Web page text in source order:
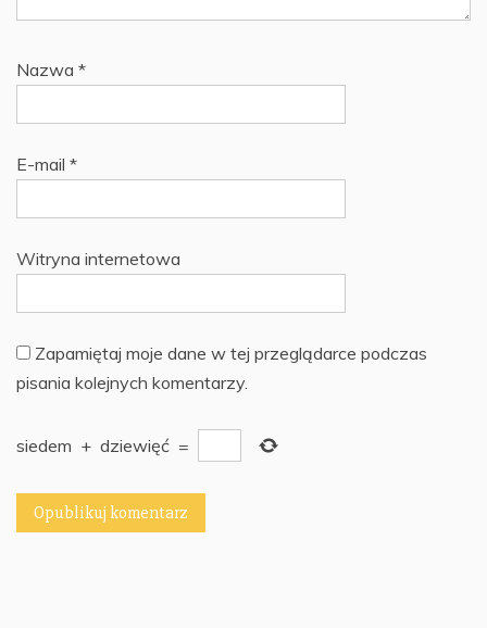
Nazwa *
E-mail *
Witryna internetowa
Zapamiętaj moje dane w tej przeglądarce podczas
pisania kolejnych komentarzy.
siedem + dziewięć =